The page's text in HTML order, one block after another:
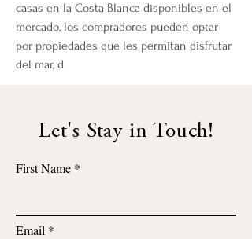
casas en la Costa Blanca disponibles en el
mercado, los compradores pueden optar
por propiedades que les permitan disfrutar
del mar, d
Let's Stay in Touch!
First Name
Email